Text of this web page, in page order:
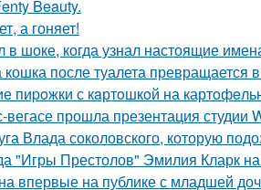
Beauty.
а гоняет!
шоке, когда узнал настоящие
после туалета превращается
пиpoжки с кaртoшкoй на
вегасе прошла презентация студии
Влада соколовского, которую
"Игры Престолов" Эмилия Кларк на
впервые на публике с младшей